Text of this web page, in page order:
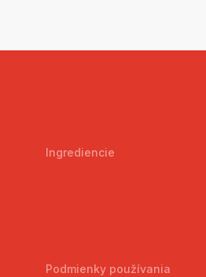
Ingrediencie
Podmienky používania